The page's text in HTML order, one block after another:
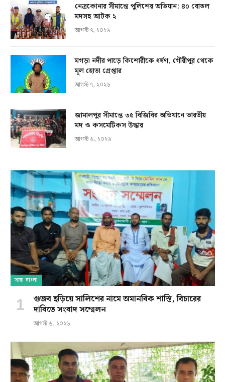
নেত্রকোনার সীমান্তে পুলিশের অভিযান: ৪০ বোতল
মদসহ আটক ২
আগস্ট ৭, ২০২৬
মগড়া নদীর পাড়ে কিশোরীকে ধর্ষণ, গৌরীপুর থেকে
মূল হোতা গ্রেপ্তার
আগস্ট ৭, ২০২৬
জামালপুর সীমান্তে ৩৫ বিজিবির অভিযানে ভারতীয়
মদ ও কসমেটিকস উদ্ধার
আগস্ট ৬, ২০২৬
সারা বাংলা
গুজব ছড়িয়ে সালিশের নামে অমানবিক শাস্তি, বিচারের
দাবিতে সংবাদ সম্মেলন
আগস্ট ৬, ২০২৬